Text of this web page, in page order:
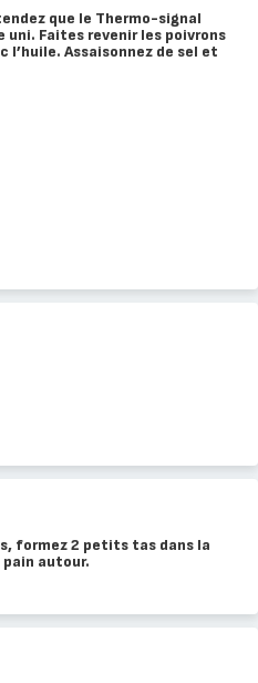
que le Thermo-signal
Faites revenir les poivrons
l’huile. Assaisonnez de sel et
formez 2 petits tas dans la
autour.